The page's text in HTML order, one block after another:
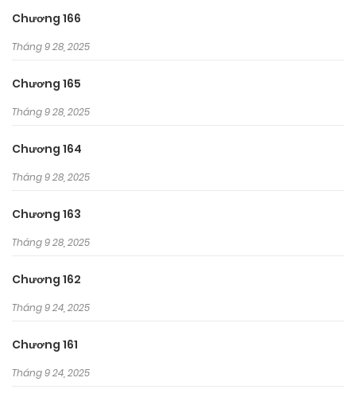
Chương 166
Tháng 9 28, 2025
Chương 165
Tháng 9 28, 2025
Chương 164
Tháng 9 28, 2025
Chương 163
Tháng 9 28, 2025
Chương 162
Tháng 9 24, 2025
Chương 161
Tháng 9 24, 2025